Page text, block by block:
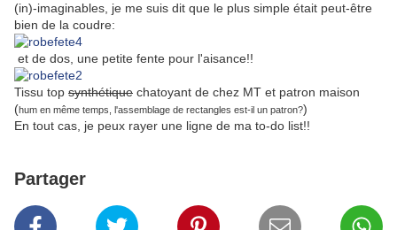
(in)-imaginables, je me suis dit que le plus simple était peut-être
bien de la coudre:
et de dos, une petite fente pour l'aisance!!
Tissu top synthétique chatoyant de chez MT et patron maison
(hum en même temps, l'assemblage de rectangles est-il un patron?)
En tout cas, je peux rayer une ligne de ma to-do list!!
Partager